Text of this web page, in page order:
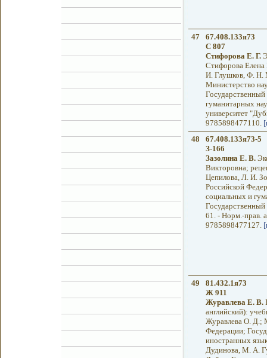
47
67.408.133я73
С 807
Стифорова Е. Г.
Стифорова Елена
И. Глушков, Ф. Н.
Министерство
гуманитарных
университет
9785898477110.
48
67.408.133я73-5
З-166
Зазолина Е. В.
Викторовна;
Цепилова, Л. И.
Российской
социальных и
61. - Норм.-прав.
9785898477127.
49
81.432.1я73
Ж 911
Журавлева Е. В.
английский):
Журавлева О. Д.;
Федерации;
иностранных
Дудинова, М. А.